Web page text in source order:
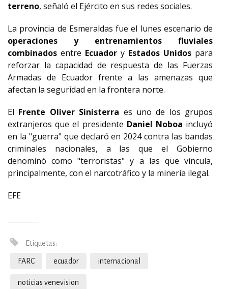
terreno, señaló el Ejército en sus redes sociales.
La provincia de Esmeraldas fue el lunes escenario de
operaciones y entrenamientos fluviales
combinados entre Ecuador y Estados Unidos para
reforzar la capacidad de respuesta de las Fuerzas
Armadas de Ecuador frente a las amenazas que
afectan la seguridad en la frontera norte.
El Frente Oliver Sinisterra es uno de los grupos
extranjeros que el presidente Daniel Noboa incluyó
en la "guerra" que declaró en 2024 contra las bandas
criminales nacionales, a las que el Gobierno
denominó como "terroristas" y a las que vincula,
principalmente, con el narcotráfico y la minería ilegal.
EFE
Etiquetas:
FARC ecuador internacional
noticias venevision